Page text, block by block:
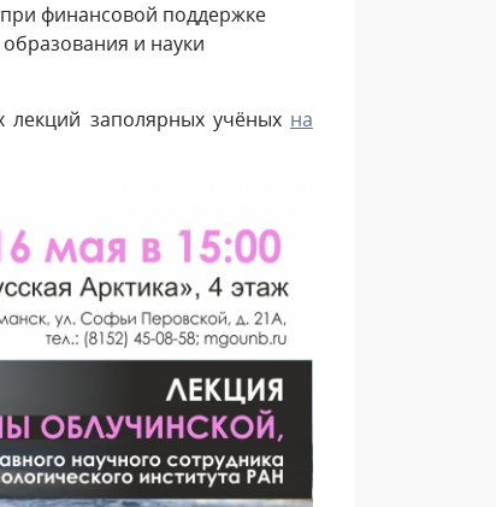
финансовой поддержке
и науки
лекций заполярных учёных на